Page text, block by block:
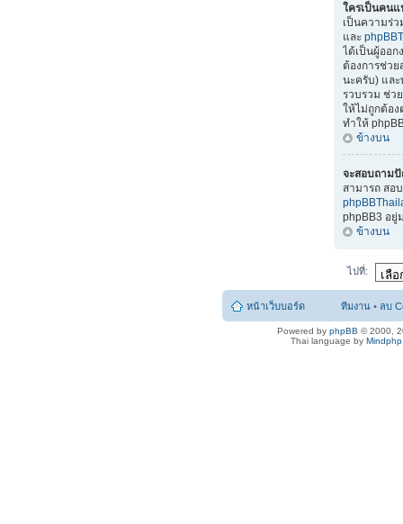
ใครเป็นคน
เป็นความร่
และ
ได้เป็นผู้ออก
ต้องการช่ว
นะครับ) แล
รวบรวม ช่ว
ให้ไม่ถูกต้อ
ทำให้
ข้างบน
จะสอบถาม
สามารถ สอ
phpBB3 อยู่
ข้างบน
ไปที่:
หน้าเว็บบอร์ด ทีมงาน • ลบ
Powered by phpBB © 2000,
Thai language by